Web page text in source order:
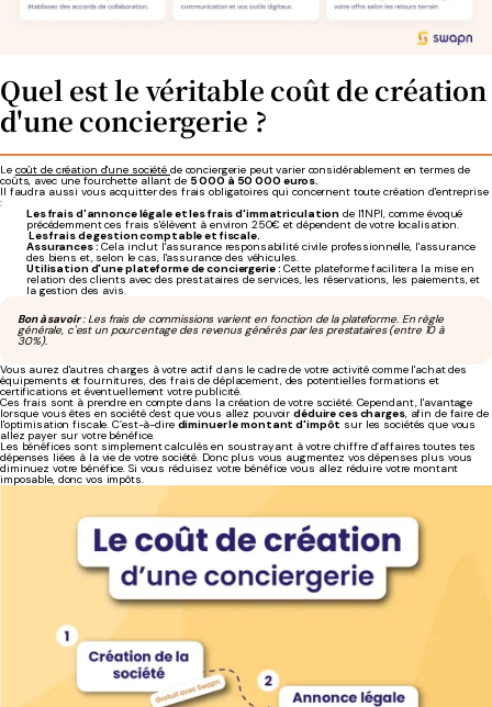
Quel est le véritable coût de création
d'une conciergerie ?
Le coût de création d'une société de conciergerie peut varier considérablement en termes de
coûts, avec une fourchette allant de 5 000 à 50 000 euros.
Il faudra aussi vous acquitter des frais obligatoires qui concernent toute création d'entreprise
:
Les frais d'annonce légale et les frais d'immatriculation de l'INPI, comme évoqué
précédemment ces frais s'élèvent à environ 250€ et dépendent de votre localisation.
Les frais de gestion comptable et fiscale.
Assurances : Cela inclut l'assurance responsabilité civile professionnelle, l'assurance
des biens et, selon le cas, l'assurance des véhicules.
Utilisation d'une plateforme de conciergerie : Cette plateforme facilitera la mise en
relation des clients avec des prestataires de services, les réservations, les paiements, et
la gestion des avis.
Bon à savoir: Les frais de commissions varient en fonction de la plateforme. En règle
générale, c'est un pourcentage des revenus générés par les prestataires (entre 10 à
30%).
Vous aurez d'autres charges à votre actif dans le cadre de votre activité comme l'achat des
équipements et fournitures, des frais de déplacement, des potentielles formations et
certifications et éventuellement votre publicité.
Ces frais sont à prendre en compte dans la création de votre société. Cependant, l'avantage
lorsque vous êtes en société c'est que vous allez pouvoirdéduire ces charges, afin de faire de
l'optimisation fiscale. C’est-à-dire diminuer le montant d'impôt sur les sociétés que vous
allez payer sur votre bénéfice.
Les bénéfices sont simplement calculés en soustrayant à votre chiffre d’affaires toutes tes
dépenses liées à la vie de votre société. Donc plus vous augmentez vos dépenses plus vous
diminuez votre bénéfice. Si vous réduisez votre bénéfice vous allez réduire votre montant
imposable, donc vos impôts.